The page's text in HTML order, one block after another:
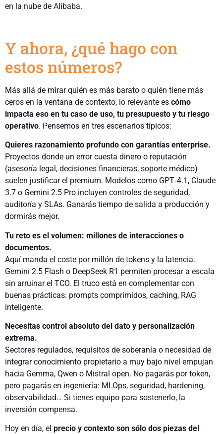
en la nube de Alibaba.
Y ahora, ¿qué hago con
estos números?
Más allá de mirar quién es más barato o quién tiene más
ceros en la ventana de contexto, lo relevante es cómo
impacta eso en tu caso de uso, tu presupuesto y tu riesgo
operativo. Pensemos en tres escenarios típicos:
Quieres razonamiento profundo con garantías enterprise.
Proyectos donde un error cuesta dinero o reputación
(asesoría legal, decisiones financieras, soporte médico)
suelen justificar el premium. Modelos como GPT‑4.1, Claude
3.7 o Gemini 2.5 Pro incluyen controles de seguridad,
auditoría y SLAs. Ganarás tiempo de salida a producción y
dormirás mejor.
Tu reto es el volumen: millones de interacciones o
documentos.
Aquí manda el coste por millón de tokens y la latencia.
Gemini 2.5 Flash o DeepSeek R1 permiten procesar a escala
sin arruinar el TCO. El truco está en complementar con
buenas prácticas: prompts comprimidos, caching, RAG
inteligente.
Necesitas control absoluto del dato y personalización
extrema.
Sectores regulados, requisitos de soberanía o necesidad de
integrar conocimiento propietario a muy bajo nivel empujan
hacia Gemma, Qwen o Mistral open. No pagarás por token,
pero pagarás en ingeniería: MLOps, seguridad, hardening,
observabilidad… Si tienes equipo para sostenerlo, la
inversión compensa.
Hoy en día, el precio y contexto son sólo dos piezas del